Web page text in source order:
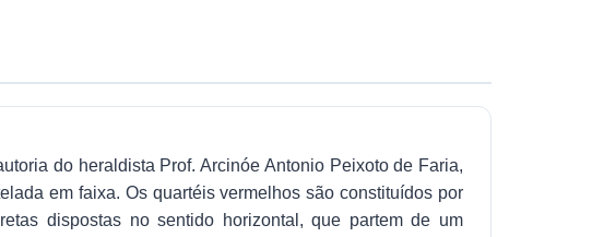
do heraldista Prof. Arcinóe Antonio Peixoto de Faria,
em faixa. Os quartéis vermelhos são constituídos por
dispostas no sentido horizontal, que partem de um